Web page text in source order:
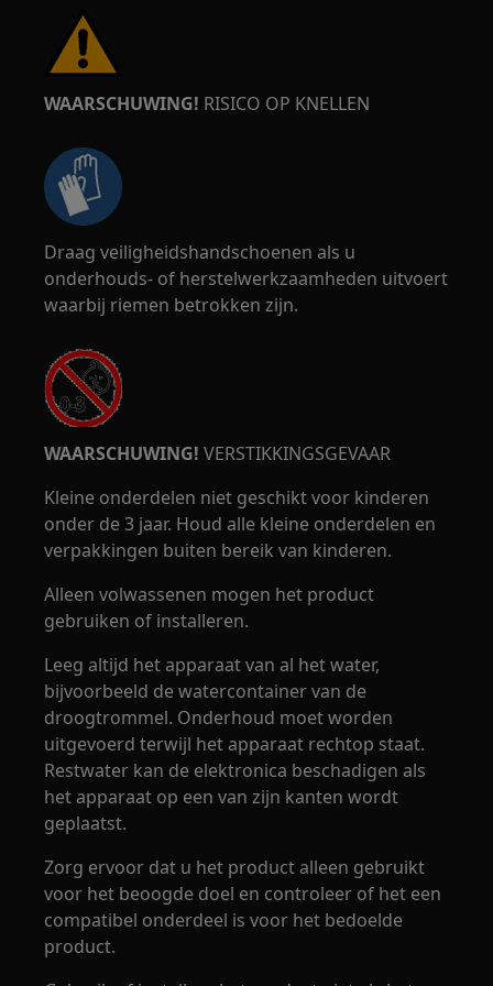
WAARSCHUWING! RISICO OP KNELLEN
Draag veiligheidshandschoenen als u
onderhouds- of herstelwerkzaamheden uitvoert
waarbij riemen betrokken zijn.
WAARSCHUWING! VERSTIKKINGSGEVAAR
Kleine onderdelen niet geschikt voor kinderen
onder de 3 jaar. Houd alle kleine onderdelen en
verpakkingen buiten bereik van kinderen.
Alleen volwassenen mogen het product
gebruiken of installeren.
Leeg altijd het apparaat van al het water,
bijvoorbeeld de watercontainer van de
droogtrommel. Onderhoud moet worden
uitgevoerd terwijl het apparaat rechtop staat.
Restwater kan de elektronica beschadigen als
het apparaat op een van zijn kanten wordt
geplaatst.
Zorg ervoor dat u het product alleen gebruikt
voor het beoogde doel en controleer of het een
compatibel onderdeel is voor het bedoelde
product.